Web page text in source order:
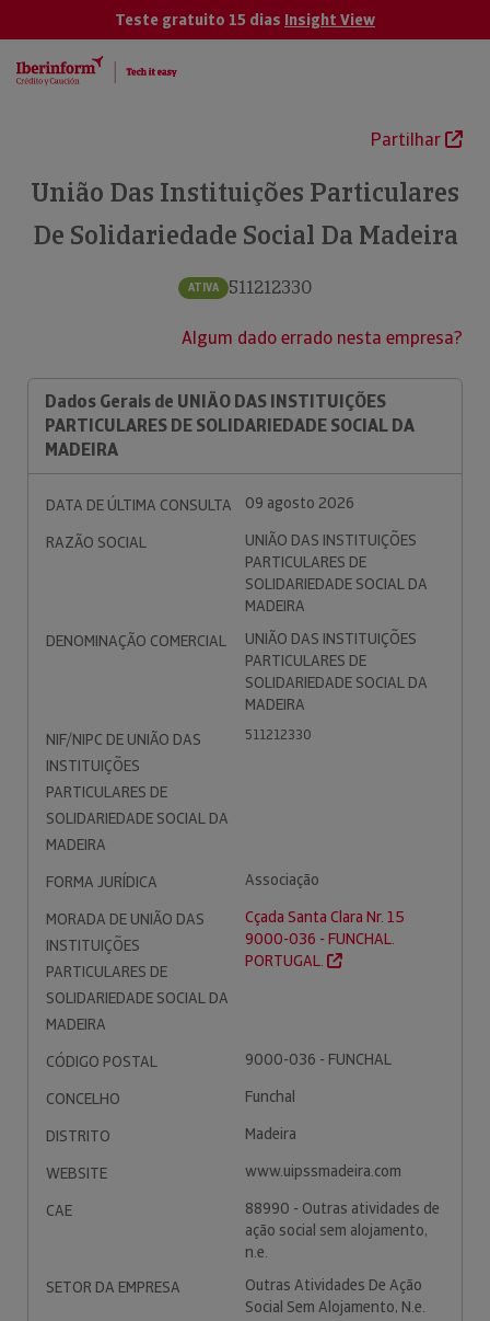
Teste gratuito 15 dias Insight View
Partilhar
União Das Instituições Particulares
De Solidariedade Social Da Madeira
ATIVA 511212330
Algum dado errado nesta empresa?
Dados Gerais de UNIÃO DAS INSTITUIÇÕES
PARTICULARES DE SOLIDARIEDADE SOCIAL DA
MADEIRA
DATA DE ÚLTIMA CONSULTA
09 agosto 2026
RAZÃO SOCIAL
UNIÃO DAS INSTITUIÇÕES
PARTICULARES DE
SOLIDARIEDADE SOCIAL DA
MADEIRA
DENOMINAÇÃO COMERCIAL
UNIÃO DAS INSTITUIÇÕES
PARTICULARES DE
SOLIDARIEDADE SOCIAL DA
MADEIRA
NIF/NIPC DE UNIÃO DAS
INSTITUIÇÕES
PARTICULARES DE
SOLIDARIEDADE SOCIAL DA
MADEIRA
511212330
FORMA JURÍDICA
Associação
MORADA DE UNIÃO DAS
INSTITUIÇÕES
PARTICULARES DE
SOLIDARIEDADE SOCIAL DA
MADEIRA
Cçada Santa Clara Nr. 15
9000-036 - FUNCHAL.
PORTUGAL.
CÓDIGO POSTAL
9000-036 - FUNCHAL
CONCELHO
Funchal
DISTRITO
Madeira
WEBSITE
www.uipssmadeira.com
CAE
88990 - Outras atividades de
ação social sem alojamento,
n.e.
SETOR DA EMPRESA
Outras Atividades De Ação
Social Sem Alojamento, N.e.